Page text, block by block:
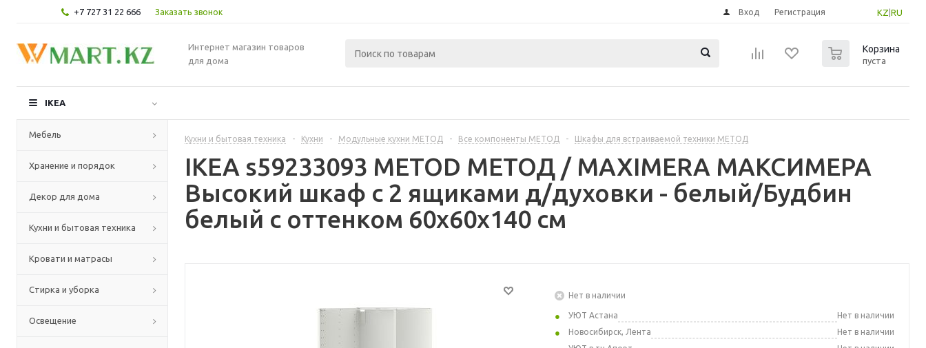
+7 727 31 22 666 Заказать звонок KZ RU
Вход Регистрация
Интернет магазин товаров
для дома
Корзина
пуста
IKEA
Мебель
Хранение и порядок
Декор для дома
Кухни и бытовая техника
Кровати и матрасы
Стирка и уборка
Освещение
Кухни и бытовая техника - Кухни - Модульные кухни МЕТОД - Все компоненты МЕТОД - Шкафы для встраиваемой техники МЕТОД
IKEA s59233093 METOD МЕТОД / MAXIMERA МАКСИМЕРА
Высокий шкаф с 2 ящиками д/духовки - белый/Будбин
белый с оттенком 60x60x140 см
Нет в наличии
УЮТ Астана
Нет в наличии
Новосибирск, Лента
Нет в наличии